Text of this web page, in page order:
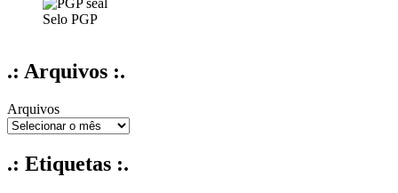
Selo PGP
.: Arquivos :.
Arquivos
.: Etiquetas :.